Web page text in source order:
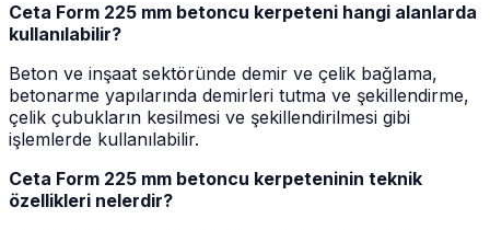
Ceta Form 225 mm betoncu kerpeteni hangi alanlarda
kullanılabilir?
Beton ve inşaat sektöründe demir ve çelik bağlama,
betonarme yapılarında demirleri tutma ve şekillendirme,
çelik çubukların kesilmesi ve şekillendirilmesi gibi
işlemlerde kullanılabilir.
Ceta Form 225 mm betoncu kerpeteninin teknik
özellikleri nelerdir?